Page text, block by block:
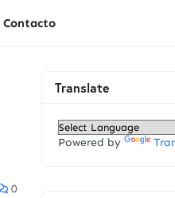
Contacto
0
Translate
Powered by